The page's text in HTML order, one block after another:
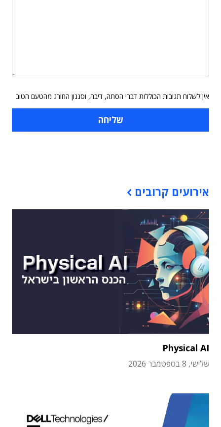
אין לשלוח תגובות הכוללות דברי הסתה, דיבה, וסגנון החורג מהטעם הטוב
אירועים קרובים
Physical AI
שלישי, 8 בספטמבר 2026